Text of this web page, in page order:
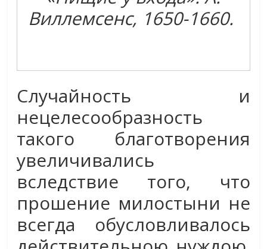
Виллемсенс, 1650-1660.
Случайность и
нецелесообразность
такого благотворения
увеличивались
вследствие того, что
прошение милостыни не
всегда обусловливалось